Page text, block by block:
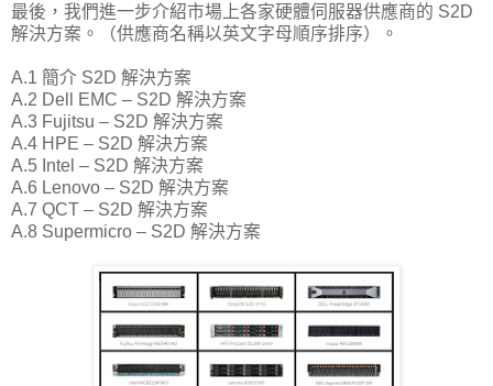
最後，我們進一步介紹市場上各家硬體伺服器供應商的 S2D
解決方案。（供應商名稱以英文字母順序排序）。
A.1 簡介 S2D 解決方案
A.2 Dell EMC – S2D 解決方案
A.3 Fujitsu – S2D 解決方案
A.4 HPE – S2D 解決方案
A.5 Intel – S2D 解決方案
A.6 Lenovo – S2D 解決方案
A.7 QCT – S2D 解決方案
A.8 Supermicro – S2D 解決方案